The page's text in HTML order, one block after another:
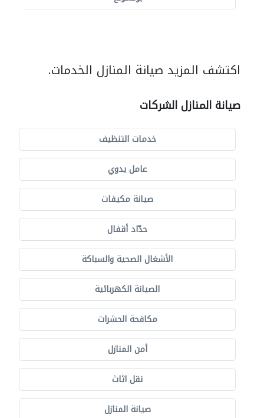
اكتشف المزيد صيانة المنازل الخدمات.
صيانة المنازل الشركات
خدمات التنظيف
عامل يدوي
صيانة مكيفات
حدّاد أقفال
الأشغال الصحية والسباكة
الصيانة الكهربائية
مكافحة الحشرات
أمن المنازل
نقل اثاث
صيانة المنازل